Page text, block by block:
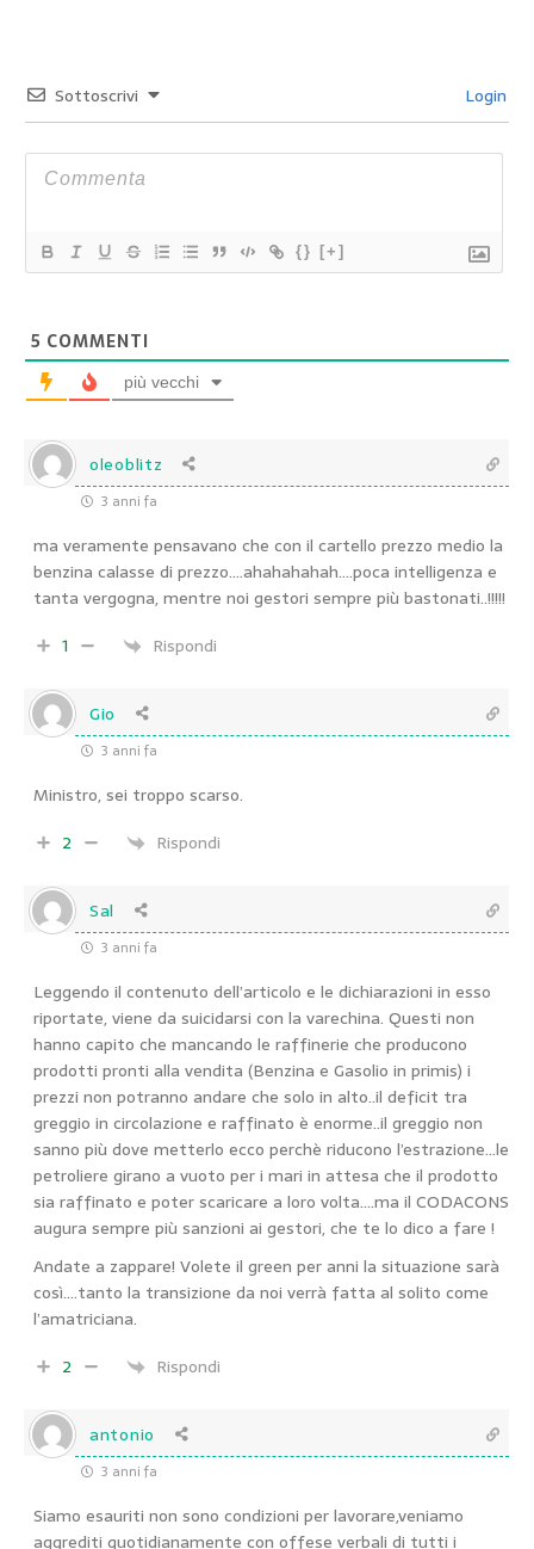
Sottoscrivi Login
{} [+]
5 COMMENTI
più vecchi
oleoblitz
3 anni fa
ma veramente pensavano che con il cartello prezzo medio la
benzina calasse di prezzo….ahahahahah….poca intelligenza e
tanta vergogna, mentre noi gestori sempre più bastonati..!!!!!
1
Rispondi
Gio
3 anni fa
Ministro, sei troppo scarso.
2
Rispondi
Sal
3 anni fa
Leggendo il contenuto dell’articolo e le dichiarazioni in esso
riportate, viene da suicidarsi con la varechina. Questi non
hanno capito che mancando le raffinerie che producono
prodotti pronti alla vendita (Benzina e Gasolio in primis) i
prezzi non potranno andare che solo in alto..il deficit tra
greggio in circolazione e raffinato è enorme..il greggio non
sanno più dove metterlo ecco perchè riducono l’estrazione…le
petroliere girano a vuoto per i mari in attesa che il prodotto
sia raffinato e poter scaricare a loro volta….ma il CODACONS
augura sempre più sanzioni ai gestori, che te lo dico a fare !
Andate a zappare! Volete il green per anni la situazione sarà
così….tanto la transizione da noi verrà fatta al solito come
l’amatriciana.
2
Rispondi
antonio
3 anni fa
Siamo esauriti non sono condizioni per lavorare,veniamo
aggrediti quotidianamente con offese verbali di tutti i